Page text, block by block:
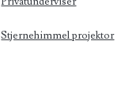
Stjernehimmel projektor